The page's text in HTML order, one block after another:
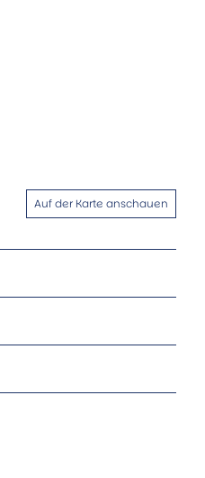
Auf der Karte anschauen